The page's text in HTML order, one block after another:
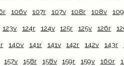
106v 107r 107v 108r 108v
123v 124r 124v 125r 125v 126r
140v 141r 141v 142r 142v 143r
157v 158r 158v 159r 159v 160r